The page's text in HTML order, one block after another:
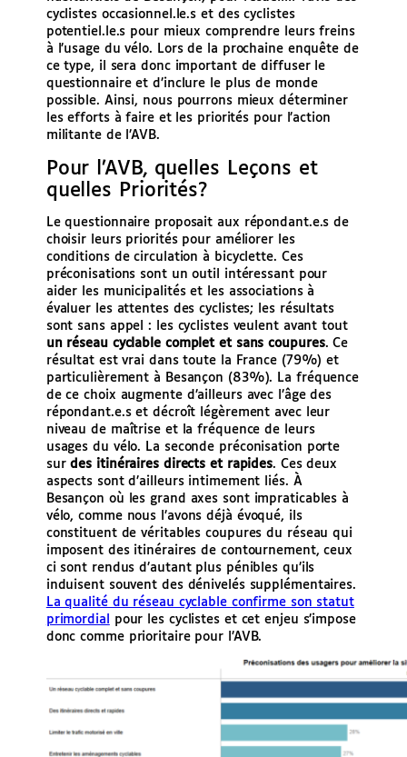
cyclistes occasionnel.le.s et des cyclistes
potentiel.le.s pour mieux comprendre leurs freins
à l’usage du vélo. Lors de la prochaine enquête de
ce type, il sera donc important de diffuser le
questionnaire et d’inclure le plus de monde
possible. Ainsi, nous pourrons mieux déterminer
les efforts à faire et les priorités pour l’action
militante de l’AVB.
Pour l’AVB, quelles Leçons et
quelles Priorités?
Le questionnaire proposait aux répondant.e.s de
choisir leurs priorités pour améliorer les
conditions de circulation à bicyclette. Ces
préconisations sont un outil intéressant pour
aider les municipalités et les associations à
évaluer les attentes des cyclistes; les résultats
sont sans appel : les cyclistes veulent avant tout
un réseau cyclable complet et sans coupures. Ce
résultat est vrai dans toute la France (79%) et
particulièrement à Besançon (83%). La fréquence
de ce choix augmente d’ailleurs avec l’âge des
répondant.e.s et décroît légèrement avec leur
niveau de maîtrise et la fréquence de leurs
usages du vélo. La seconde préconisation porte
surdes itinéraires directs et rapides. Ces deux
aspects sont d’ailleurs intimement liés. À
Besançon où les grand axes sont impraticables à
vélo, comme nous l’avons déjà évoqué, ils
constituent de véritables coupures du réseau qui
imposent des itinéraires de contournement, ceux
ci sont rendus d’autant plus pénibles qu’ils
induisent souvent des dénivelés supplémentaires.
La qualité du réseau cyclable confirme son statut
primordial
pour les cyclistes et cet enjeu s’impose
donc comme prioritaire pour l’AVB.